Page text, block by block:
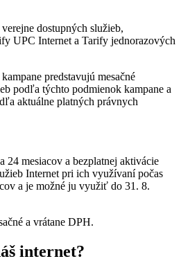
dostupných služieb,
UPC Internet a Tarify jednorazových
predstavujú mesačné
podľa týchto podmienok kampane a
aktuálne platných právnych
24 mesiacov a bezplatnej aktivácie
Internet pri ich využívaní počas
a je možné ju využiť do 31. 8.
a vrátane DPH.
internet?